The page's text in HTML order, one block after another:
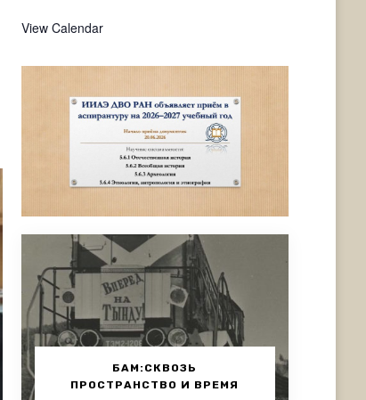
View Calendar
БАМ:СКВОЗЬ
ПРОСТРАНСТВО И ВРЕМЯ